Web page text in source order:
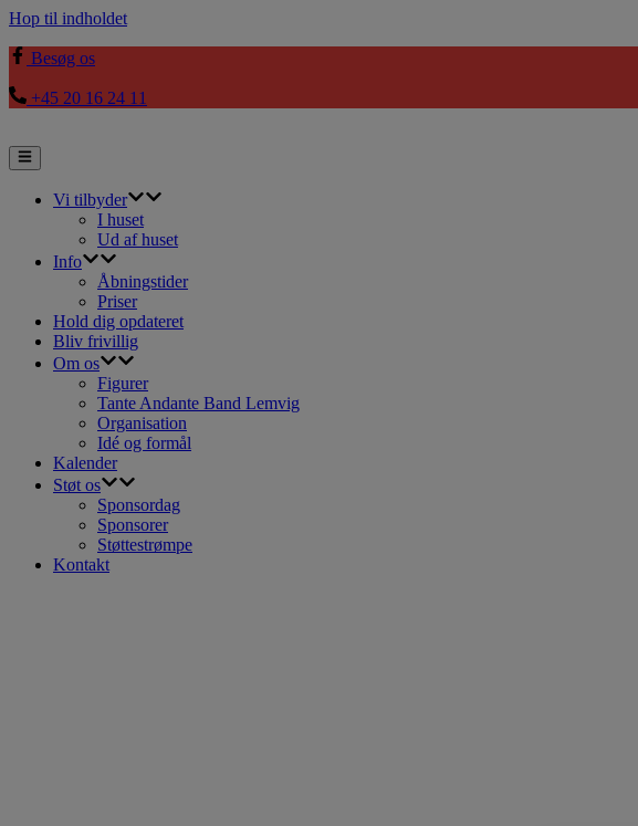
Hop til indholdet
Besøg os
+45 20 16 24 11
Vi tilbyder
I huset
Ud af huset
Info
Åbningstider
Priser
Hold dig opdateret
Bliv frivillig
Om os
Figurer
Tante Andante Band Lemvig
Organisation
Idé og formål
Kalender
Støt os
Sponsordag
Sponsorer
Støttestrømpe
Kontakt